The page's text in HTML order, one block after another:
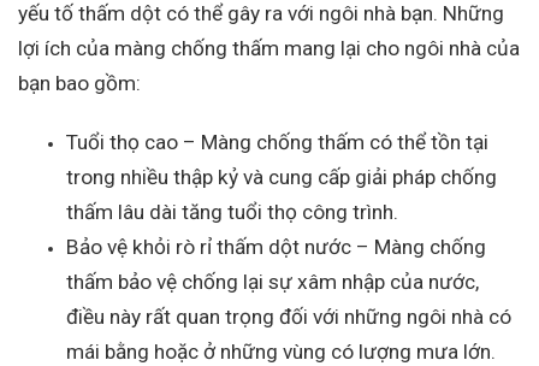
yếu tố thấm dột có thể gây ra với ngôi nhà bạn. Những
lợi ích của màng chống thấm mang lại cho ngôi nhà của
bạn bao gồm:
Tuổi thọ cao – Màng chống thấm có thể tồn tại
trong nhiều thập kỷ và cung cấp giải pháp chống
thấm lâu dài tăng tuổi thọ công trình.
Bảo vệ khỏi rò rỉ thấm dột nước – Màng chống
thấm bảo vệ chống lại sự xâm nhập của nước,
điều này rất quan trọng đối với những ngôi nhà có
mái bằng hoặc ở những vùng có lượng mưa lớn.